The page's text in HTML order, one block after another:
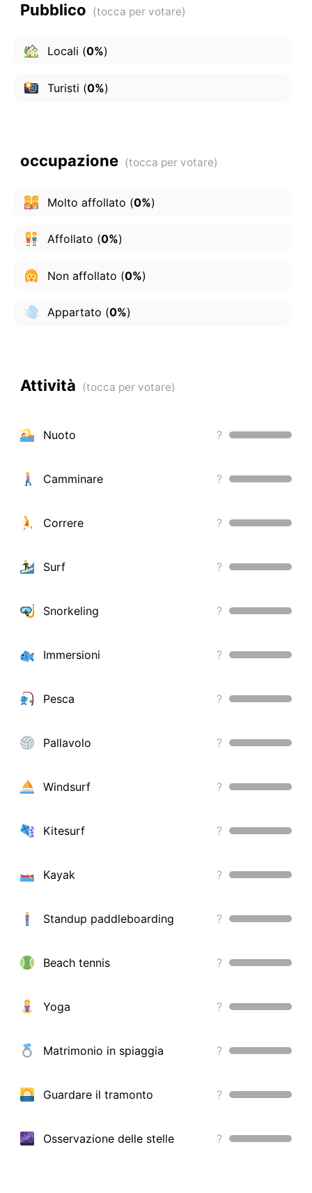
Pubblico
Locali (0%)
Turisti (0%)
occupazione
Molto affollato (0%)
Affollato (0%)
Non affollato (0%)
Appartato (0%)
Attività
Nuoto ?
Camminare ?
Correre ?
Surf ?
Snorkeling ?
Immersioni ?
Pesca ?
Pallavolo ?
Windsurf ?
Kitesurf ?
Kayak ?
Standup paddleboarding ?
Beach tennis ?
Yoga ?
Matrimonio in spiaggia ?
Guardare il tramonto ?
Osservazione delle stelle ?